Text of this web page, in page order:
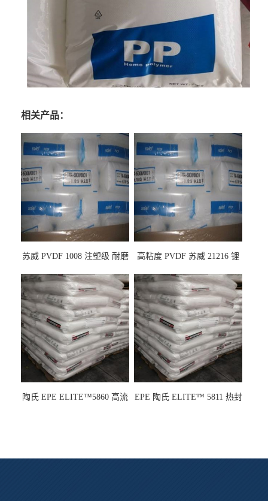
相关产品：
苏威 PVDF 1008 注塑级 耐磨
龙
高粘度 PVDF 苏威 21216 锂
陶氏 EPE ELITE™5860 高流
EPE 陶氏 ELITE™ 5811 热封